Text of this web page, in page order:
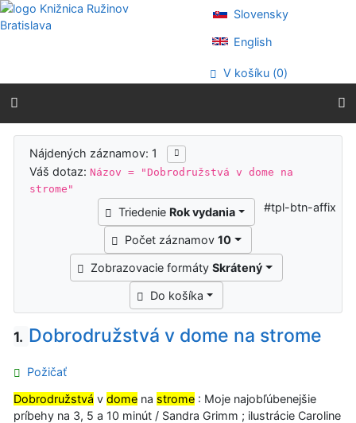
Prejsť na obsah
Prejsť na menu
Prehlásenie o webovej prístupnosti
Slovensky
English
V košíku (0)
Výsledky vyhľadávania
Nájdených záznamov: 1
Váš dotaz:Názov = "Dobrodružstvá v dome na
strome"
Triedenie Rok vydania
Počet záznamov10
Zobrazovacie formátySkrátený
Do košíka
#tpl-btn-affix
1. Dobrodružstvá v dome na strome
Požičať
Dobrodružstvá v dome na strome : Moje najobľúbenejšie
príbehy na 3, 5 a 10 minút / Sandra Grimm ; ilustrácie Caroline